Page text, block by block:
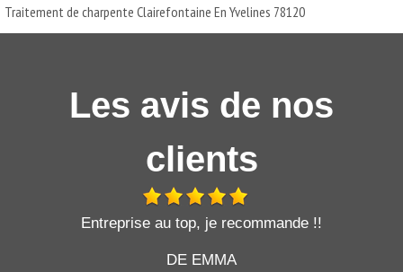
Traitement de charpente Clairefontaine En Yvelines 78120
Les avis de nos
clients
Entreprise au top, je recommande !!
DE EMMA